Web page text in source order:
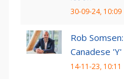
30-09-24, 10:09
Rob
Canadese 'Y'
14-11-23, 10:11